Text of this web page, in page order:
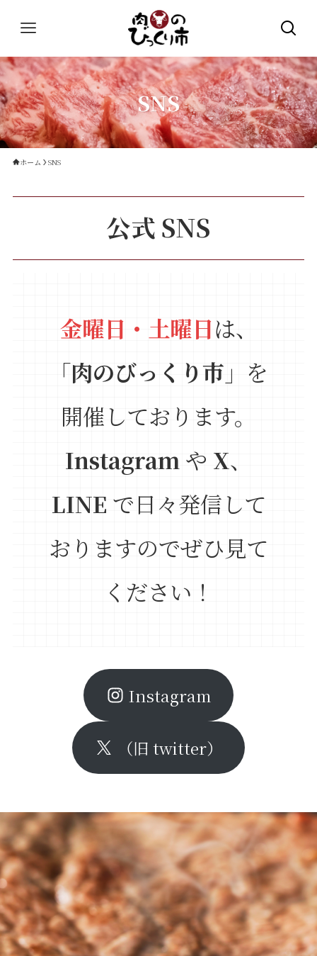
SNS
ホーム SNS
公式 SNS
金曜日・土曜日は、
「肉のびっくり市 」を
開催しております。
Instagram や X、
LINE で日々発信して
おりますのでぜひ見て
ください！
Instagram
（旧 twitter）